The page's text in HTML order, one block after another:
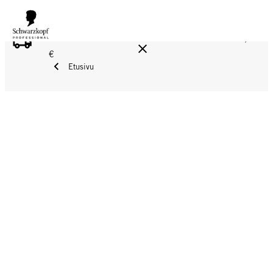
ILMAINEN TOIMITUS YLI 160 € TILAUKSIIN!
€
Etusivu